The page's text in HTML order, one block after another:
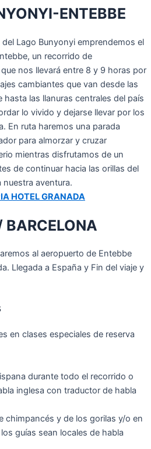
ENTEBBE
Lago Bunyonyi emprendemos el
un recorrido de
nos llevará entre 8 y 9 horas por
cambiantes que van desde las
las llanuras centrales del país
lo vivido y dejarse llevar por los
En ruta haremos una parada
para almorzar y cruzar
mientras disfrutamos de un
de continuar hacia las orillas del
aventura.
HOTEL GRANADA
BARCELONA
al aeropuerto de Entebbe
Llegada a España y Fin del viaje y
en clases especiales de reserva
durante todo el recorrido o
inglesa con traductor de habla
chimpancés y de los gorilas y/o en
guías sean locales de habla